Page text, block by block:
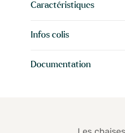
Caractéristiques
Infos colis
Documentation